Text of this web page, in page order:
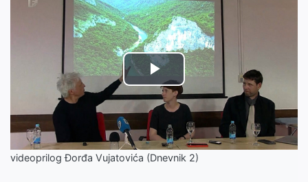
Play
Video
videoprilog Đorđa Vujatovića (Dnevnik 2)